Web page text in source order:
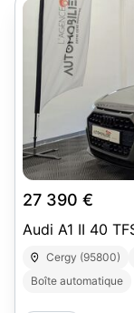
27 390 €
Audi A1 II 40
Cergy (95800)
Boîte automatique